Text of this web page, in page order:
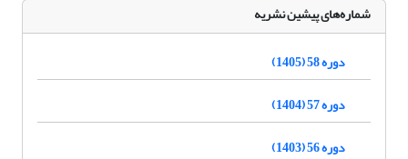
شماره‌های پیشین نشریه
دوره 58 (1405)
دوره 57 (1404)
دوره 56 (1403)